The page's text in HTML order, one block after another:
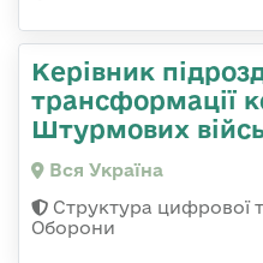
Керівник
трансформації
Штурмових
Вся Україна
Структура цифрової
Оборони